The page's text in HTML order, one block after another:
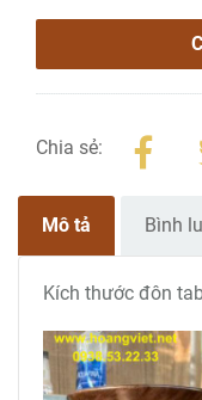
Chia sẻ:
Mô tả Bình
Kích thước đôn